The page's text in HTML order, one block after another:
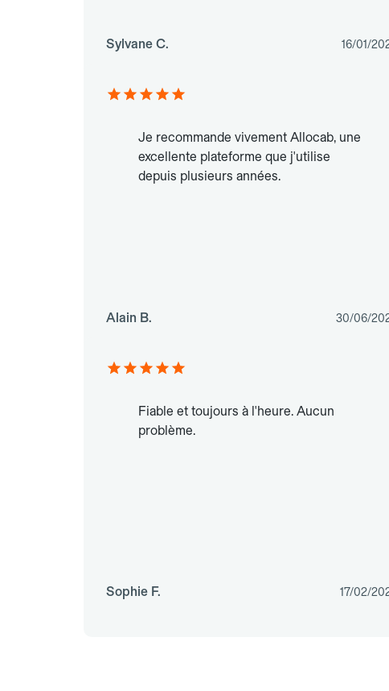
Sylvane C. 16/01/
Je recommande vivement Allocab, une
excellente plateforme que j'utilise
depuis plusieurs années.
Alain B. 30/06/
Fiable et toujours à l'heure. Aucun
problème.
Sophie F. 17/02/